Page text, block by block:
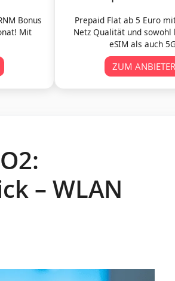
Bonus
Mit
Prepaid Flat ab 5 Euro
Netz Qualität und sowohl
eSIM als auch
ZUM ANBIETER
– WLAN